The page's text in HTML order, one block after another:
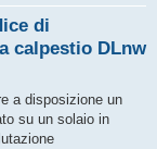
di
calpestio DLnw
a disposizione un
su un solaio in